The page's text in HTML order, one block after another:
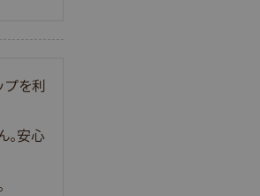
プを利
。安心